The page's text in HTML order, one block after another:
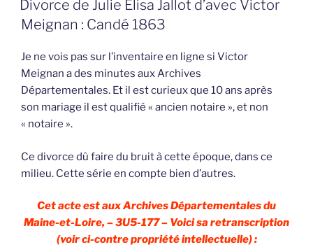
Divorce de Julie Elisa Jallot d’avec Victor
Meignan : Candé 1863
Je ne vois pas sur l’inventaire en ligne si Victor
Meignan a des minutes aux Archives
Départementales. Et il est curieux que 10 ans après
son mariage il est qualifié « ancien notaire », et non
« notaire ».
Ce divorce dû faire du bruit à cette époque, dans ce
milieu. Cette série en compte bien d’autres.
Cet acte est aux Archives Départementales du
Maine-et-Loire, – 3U5-177 – Voici sa retranscription
(voir ci-contre propriété intellectuelle) :